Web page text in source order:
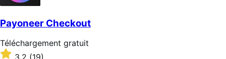
Payoneer Checkout
Téléchargement
gratuit
Téléchargement gratuit
Noté